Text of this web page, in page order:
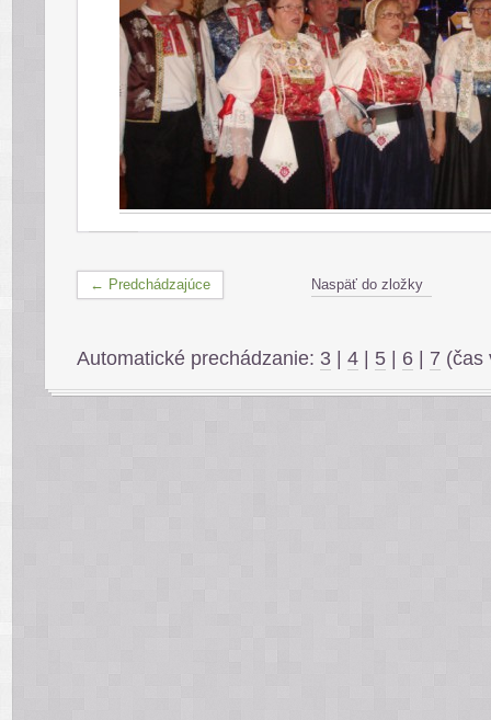
← Predchádzajúce Naspäť do zložky
Automatické prechádzanie: 3 4 5 6 7 (čas